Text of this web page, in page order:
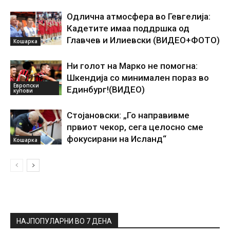
Кошарка
Одлична атмосфера во Гевгелија:
Кадетите имаа поддршка од
Главчев и Илиевски (ВИДЕО+ФОТО)
Европски
купови
Ни голот на Марко не помогна:
Шкендија со минимален пораз во
Единбург!(ВИДЕО)
Кошарка
Стојановски: „Го направивме
првиот чекор, сега целосно сме
фокусирани на Исланд“
НАЈПОПУЛАРНИ ВО 7 ДЕНА